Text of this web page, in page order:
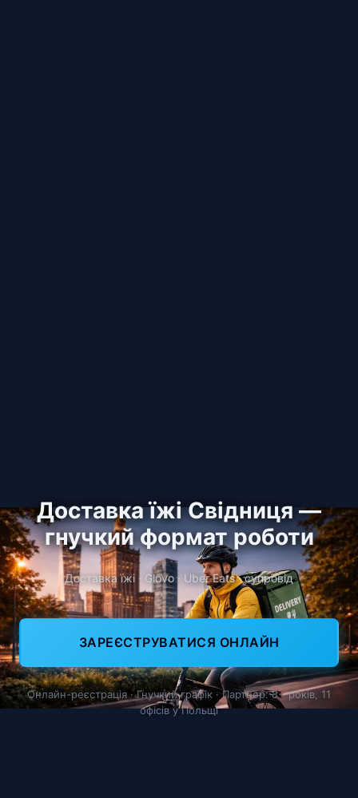
Доставка їжі Свідниця —
гнучкий формат роботи
Доставка їжі · Glovo · Uber Eats · супровід
ЗАРЕЄСТРУВАТИСЯ ОНЛАЙН
Онлайн-реєстрація · Гнучкий графік · Партнер: 8+ років, 11
офісів у Польщі